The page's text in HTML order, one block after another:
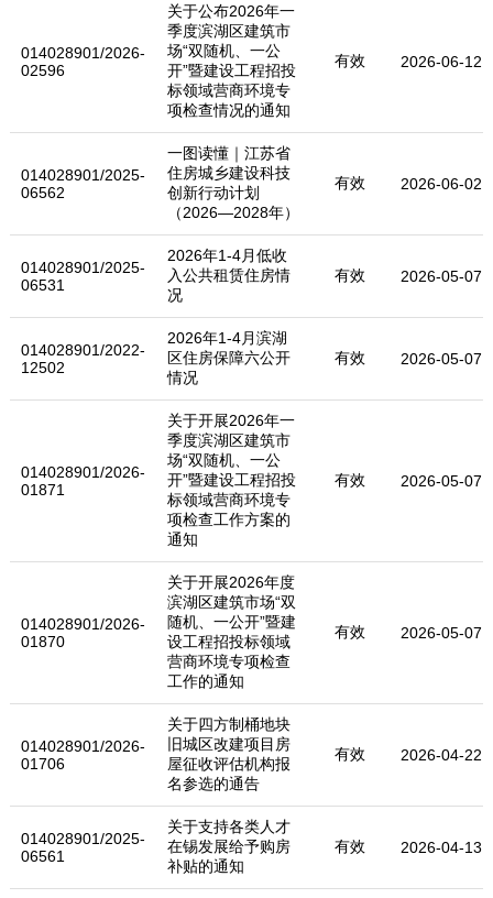
014028901/2026-
02596
关于公布2026年一
季度滨湖区建筑市
场“双随机、一公
开”暨建设工程招投
标领域营商环境专
项检查情况的通知
有效 2026-06-12
014028901/2025-
06562
一图读懂｜江苏省
住房城乡建设科技
创新行动计划
（2026—2028年）
有效 2026-06-02
014028901/2025-
06531
2026年1-4月低收
入公共租赁住房情
况
有效 2026-05-07
014028901/2022-
12502
2026年1-4月滨湖
区住房保障六公开
情况
有效 2026-05-07
014028901/2026-
01871
关于开展2026年一
季度滨湖区建筑市
场“双随机、一公
开”暨建设工程招投
标领域营商环境专
项检查工作方案的
通知
有效 2026-05-07
014028901/2026-
01870
关于开展2026年度
滨湖区建筑市场“双
随机、一公开”暨建
设工程招投标领域
营商环境专项检查
工作的通知
有效 2026-05-07
014028901/2026-
01706
关于四方制桶地块
旧城区改建项目房
屋征收评估机构报
名参选的通告
有效 2026-04-22
014028901/2025-
06561
关于支持各类人才
在锡发展给予购房
补贴的通知
有效 2026-04-13